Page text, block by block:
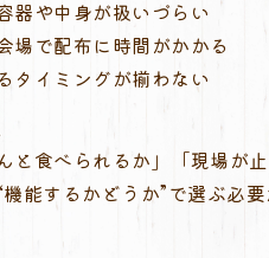
器や中身が扱いづらい
場で配布に時間がかかる
タイミングが揃わない
と食べられるか」「現場が
能するかどうか”で選ぶ必要